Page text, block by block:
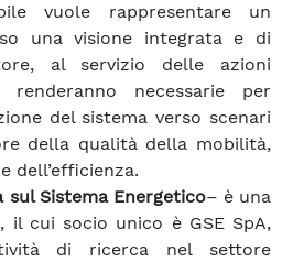
vuole rappresentare un
una visione integrata e di
al servizio delle azioni
necessarie per
del sistema verso scenari
della qualità della mobilità,
dell’efficienza.
sul Sistema Energetico– è una
il cui socio unico è GSE SpA,
di ricerca nel settore